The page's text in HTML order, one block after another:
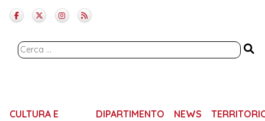
Ricerca
CULTURA E
DIPARTIMENTO
NEWS